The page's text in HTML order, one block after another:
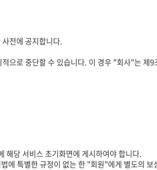
전에 공지합니다.
으로 중단할 수 있습니다. 이 경우 "회사"는 제
당 서비스 초기화면에 게시하여야 합니다.
에 특별한 규정이 없는 한 "회원"에게 별도의 보